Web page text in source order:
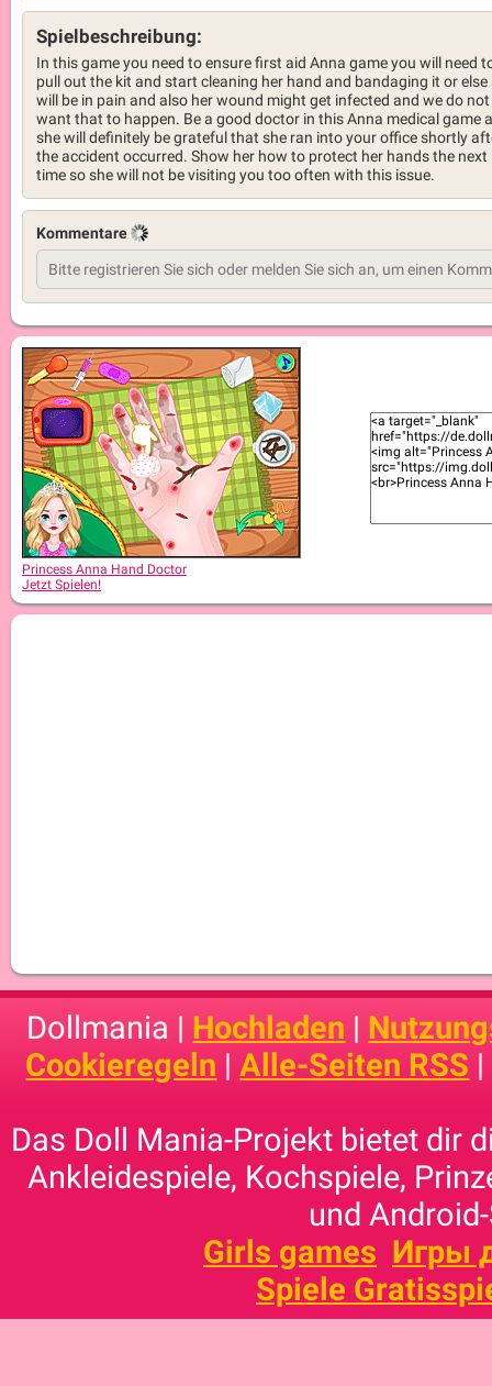
Spielbeschreibung:
In this game you need to ensure first aid Anna game you will need
pull out the kit and start cleaning her hand and bandaging it or else
will be in pain and also her wound might get infected and we do not
want that to happen. Be a good doctor in this Anna medical game
she will definitely be grateful that she ran into your office shortly
the accident occurred. Show her how to protect her hands the next
time so she will not be visiting you too often with this issue.
Kommentare
Princess Anna Hand Doctor
Jetzt Spielen!
Dollmania | Hochladen |
Cookieregeln |Alle-Seiten RSS |
Das Doll Mania-Projekt bietet dir
Ankleidespiele, Kochspiele,
und
Girls games Игры
Spiele